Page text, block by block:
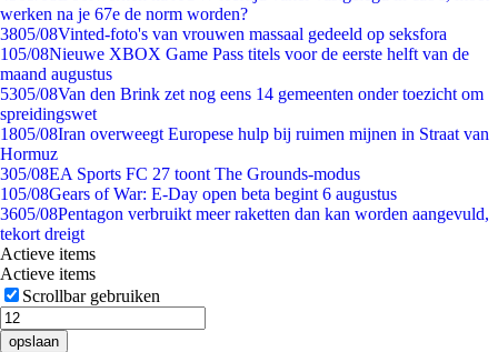
werken na je 67e de norm worden?
3805/08Vinted-foto's van vrouwen massaal gedeeld op seksfora
105/08Nieuwe XBOX Game Pass titels voor de eerste helft van de
maand augustus
5305/08Van den Brink zet nog eens 14 gemeenten onder toezicht om
spreidingswet
1805/08Iran overweegt Europese hulp bij ruimen mijnen in Straat van
Hormuz
305/08EA Sports FC 27 toont The Grounds-modus
105/08Gears of War: E-Day open beta begint 6 augustus
3605/08Pentagon verbruikt meer raketten dan kan worden aangevuld,
tekort dreigt
Actieve items
Actieve items
Scrollbar gebruiken
opslaan